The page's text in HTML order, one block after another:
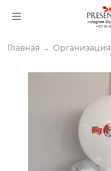
Главная